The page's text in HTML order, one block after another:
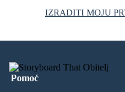
IZRADITI MOJU
Pomoć